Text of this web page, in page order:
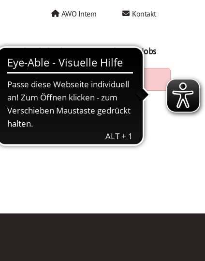
AWO Intern Kontakt
AWO als Arbeitgeber Mein AWO Jobs